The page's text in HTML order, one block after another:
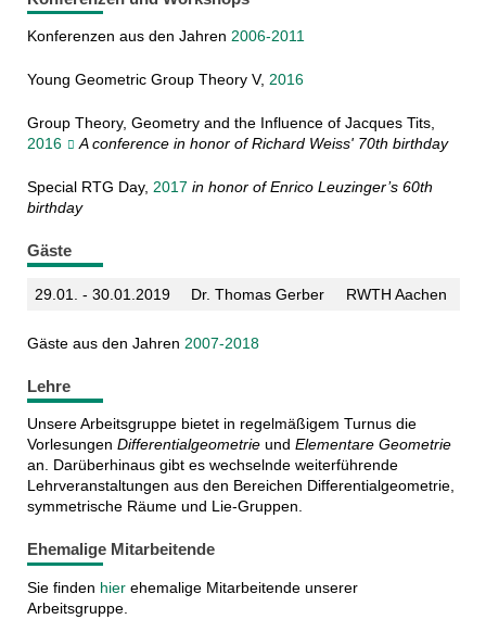
Konferenzen aus den Jahren 2006-2011
Young Geometric Group Theory V, 2016
Group Theory, Geometry and the Influence of Jacques Tits,
2016
A conference in honor of Richard Weiss' 70th birthday
Special RTG Day, 2017 in honor of Enrico Leuzinger’s 60th
birthday
Gäste
29.01. - 30.01.2019 Dr. Thomas Gerber RWTH Aachen
Gäste aus den Jahren 2007-2018
Lehre
Unsere Arbeitsgruppe bietet in regelmäßigem Turnus die
Vorlesungen Differentialgeometrieund Elementare Geometrie
an. Darüberhinaus gibt es wechselnde weiterführende
Lehrveranstaltungen aus den Bereichen Differentialgeometrie,
symmetrische Räume und Lie-Gruppen.
Ehemalige Mitarbeitende
Sie finden hierehemalige Mitarbeitende unserer
Arbeitsgruppe.